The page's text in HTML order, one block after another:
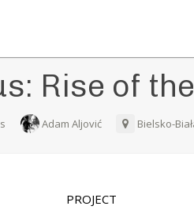
Rise of
Adam Aljović Bielsko-
PROJECT